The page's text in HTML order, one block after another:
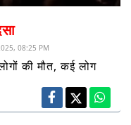
08:25 PM
की मौत, कई लोग